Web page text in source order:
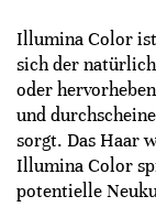
Illumina Color
sich der
oder
und
sorgt. Das Haar
Illumina Color
potentielle